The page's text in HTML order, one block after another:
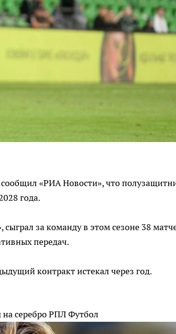
«РИА Новости», что
года.
сыграл за команду в этом сезоне 38
передач.
контракт истекал через год.
серебро РПЛФутбол